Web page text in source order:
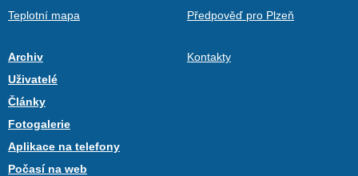
Teplotní mapa
Předpověď pro Plzeň
Archiv
Uživatelé
Články
Fotogalerie
Aplikace na telefony
Počasí na web
Kontakty